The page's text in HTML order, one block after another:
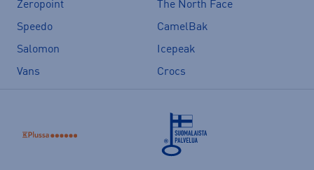
Zeropoint
The North Face
Speedo
CamelBak
Salomon
Icepeak
Vans
Crocs